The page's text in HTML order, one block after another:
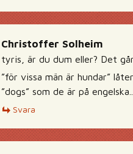
Christoffer Solheim
tyris, är du dum eller? Det
”för vissa män är hundar”
”dogs” som de är på engelska..
Svara